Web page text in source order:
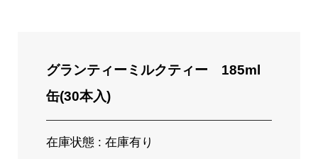
グランティーミルクティー 185ml
缶(30本入)
在庫状態 : 在庫有り